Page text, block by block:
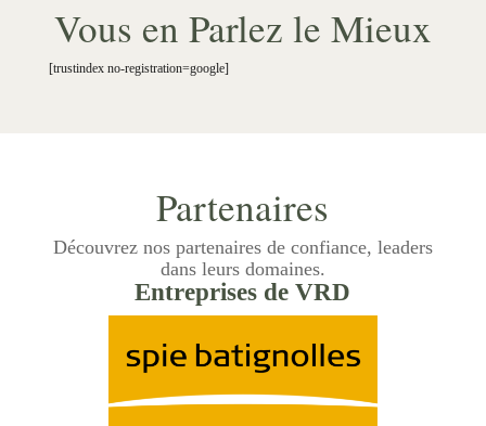
Vous en Parlez le Mieux
[trustindex no-registration=google]
Partenaires
Découvrez nos partenaires de confiance, leaders
dans leurs domaines.
Entreprises de VRD